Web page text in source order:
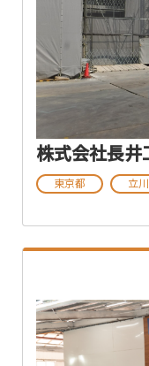
株式会社長井
東京都 立